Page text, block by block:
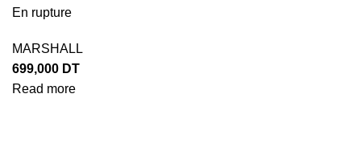
En rupture
MARSHALL
699,000 DT
Read more